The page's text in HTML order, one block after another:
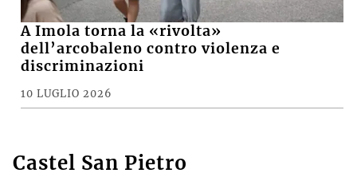
A Imola torna la «rivolta»
dell’arcobaleno contro violenza e
discriminazioni
10 LUGLIO 2026
Castel San Pietro